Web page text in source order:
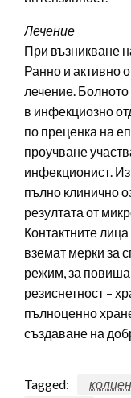
Лечение
При възникване
Ранно и активно
лечение. Болното
в инфекциозно
по преценка на
проучване
инфекционист.
пълно клинично
резултата от
Контактните
вземат мерки за
режим, за
резиснетност –
пълноценно
създаване на
Tagged: